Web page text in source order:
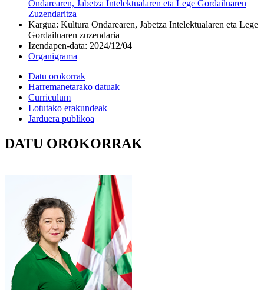
Ondarearen, Jabetza Intelektualaren eta Lege Gordailuaren
Zuzendaritza
Kargua: Kultura Ondarearen, Jabetza Intelektualaren eta Lege
Gordailuaren zuzendaria
Izendapen-data: 2024/12/04
Organigrama
Datu orokorrak
Harremanetarako datuak
Curriculum
Lotutako erakundeak
Jarduera publikoa
DATU OROKORRAK